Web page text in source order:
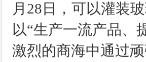
月28日，可以灌装
以“生产一流产品、
激烈的商海中通过